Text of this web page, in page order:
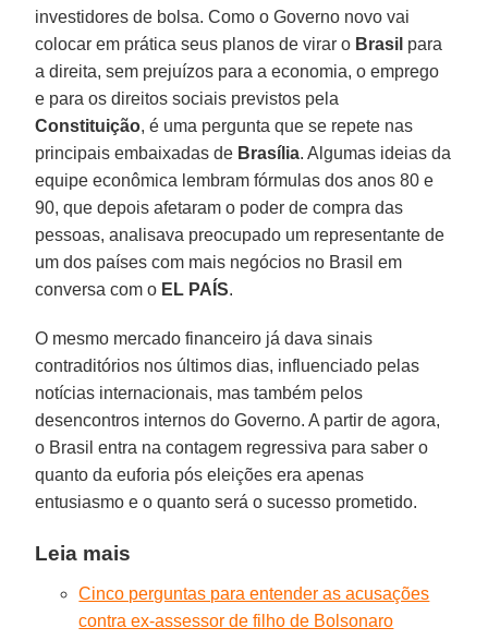
investidores de bolsa. Como o Governo novo vai
colocar em prática seus planos de virar o Brasil para
a direita, sem prejuízos para a economia, o emprego
e para os direitos sociais previstos pela
Constituição, é uma pergunta que se repete nas
principais embaixadas de Brasília. Algumas ideias da
equipe econômica lembram fórmulas dos anos 80 e
90, que depois afetaram o poder de compra das
pessoas, analisava preocupado um representante de
um dos países com mais negócios no Brasil em
conversa com o EL PAÍS.
O mesmo mercado financeiro já dava sinais
contraditórios nos últimos dias, influenciado pelas
notícias internacionais, mas também pelos
desencontros internos do Governo. A partir de agora,
o Brasil entra na contagem regressiva para saber o
quanto da euforia pós eleições era apenas
entusiasmo e o quanto será o sucesso prometido.
Leia mais
Cinco perguntas para entender as acusações
contra ex-assessor de filho de Bolsonaro